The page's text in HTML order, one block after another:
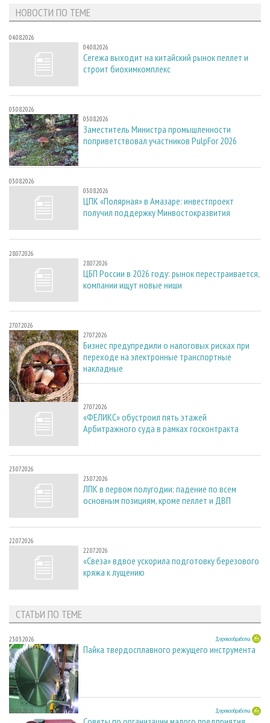
НОВОСТИ ПО ТЕМЕ
04.08.2026
04.08.2026
Сегежа выходит на китайский рынок пеллет и
строит биохимкомплекс
03.08.2026
03.08.2026
Заместитель Министра промышленности
поприветствовал участников PulpFor 2026
03.08.2026
03.08.2026
ЦПК «Полярная» в Амазаре: инвестпроект
получил поддержку Минвостокразвития
28.07.2026
28.07.2026
ЦБП России в 2026 году: рынок перестраивается,
компании ищут новые ниши
27.07.2026
27.07.2026
Бизнес предупредили о налоговых рисках при
переходе на электронные транспортные
накладные
27.07.2026
27.07.2026
«ФЕЛИКС» обустроил пять этажей
Арбитражного суда в рамках госконтракта
23.07.2026
23.07.2026
ЛПК в первом полугодии: падение по всем
основным позициям, кроме пеллет и ДВП
22.07.2026
22.07.2026
«Свеза» вдвое ускорила подготовку березового
кряжа к лущению
СТАТЬИ ПО ТЕМЕ
23.03.2026 Деревообработка
Пайка твердосплавного режущего инструмента
23.03.2026 Деревообработка